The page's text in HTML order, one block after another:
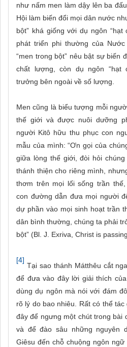
như nấm men làm dậy lên ba
Hội làm biến đổi mọi dân nước
bột” khá giống với dụ ngôn
phát triển phi thường của
“men trong bột” nêu bật sự biến
chất lượng, còn dụ ngôn “hạt
trưởng bên ngoài về số lượng.
Men cũng là biểu tượng mỗi
thế giới và được nuôi dưỡng
người Kitô hữu thu phục con
mẫu của mình: “Ơn gọi của
giữa lòng thế giới, đòi hỏi
thánh thiện cho riêng mình,
thơm trên mọi lối sống trần
con đường dẫn đưa mọi người
dự phần vào mọi sinh hoạt trần
dân bình thường, chúng ta phải
bột” (Bl. J. Exriva, Christ is
[4]
Tại sao thánh Mátthêu cắt
để đưa vào đây lời giải thích
dùng dụ ngôn mà nói với đám
rõ lý do bao nhiêu. Rất có thể
đây để ngưng một chút trong bài
và để đào sâu những nguyên
Giêsu đến chỗ chuộng ngôn